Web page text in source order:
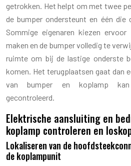
getrokken. Het helpt om met twee
de bumper ondersteunt en één die
Sommige eigenaren kiezen
maken en de bumper volledig te
ruimte om bij de lastige onderste
komen. Het terugplaatsen gaat dan
van bumper en koplamp kan
gecontroleerd.
Elektrische aansluiting en
koplamp controleren en
Lokaliseren van de
de koplampunit